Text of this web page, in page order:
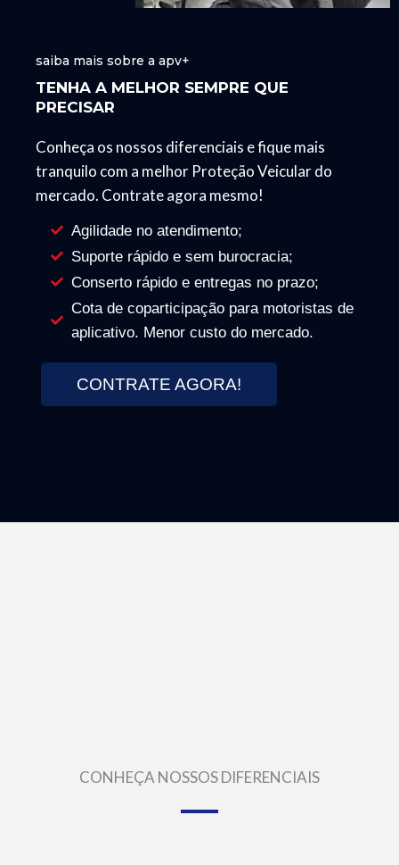
saiba mais sobre a apv+
TENHA A MELHOR SEMPRE QUE
PRECISAR
Conheça os nossos diferenciais e fique mais
tranquilo com a melhor Proteção Veicular do
mercado. Contrate agora mesmo!
Agilidade no atendimento;
Suporte rápido e sem burocracia;
Conserto rápido e entregas no prazo;
Cota de coparticipação para motoristas de
aplicativo. Menor custo do mercado.
CONTRATE AGORA!
CONHEÇA NOSSOS DIFERENCIAIS